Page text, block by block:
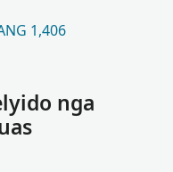
1,406
nga